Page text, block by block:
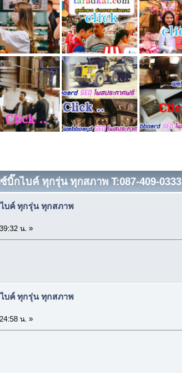
ไบค์ ทุกรุ่น ทุกสภาพ T:087-409-
บค์ ทุกรุ่น ทุกสภาพ
น. »
บค์ ทุกรุ่น ทุกสภาพ
น. »